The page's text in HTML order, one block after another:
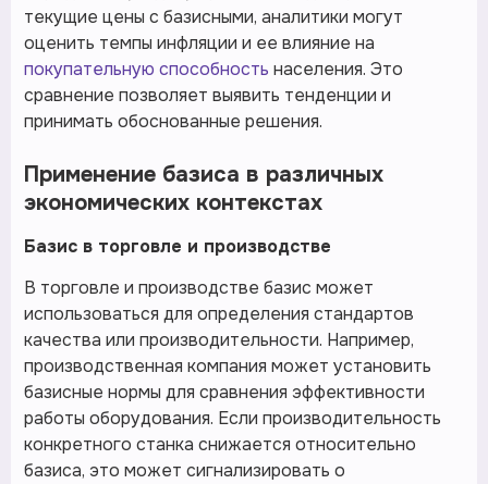
текущие цены с базисными, аналитики могут
оценить темпы инфляции и ее влияние на
покупательную способность населения. Это
сравнение позволяет выявить тенденции и
принимать обоснованные решения.
Применение базиса в различных
экономических контекстах
Базис в торговле и производстве
В торговле и производстве базис может
использоваться для определения стандартов
качества или производительности. Например,
производственная компания может установить
базисные нормы для сравнения эффективности
работы оборудования. Если производительность
конкретного станка снижается относительно
базиса, это может сигнализировать о